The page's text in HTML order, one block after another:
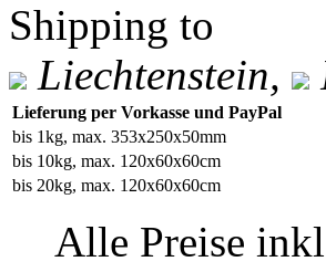
Shipping to
Liechtenstein,
Lieferung per Vorkasse und PayPal
bis 1kg, max. 353x250x50mm
bis 10kg, max. 120x60x60cm
bis 20kg, max. 120x60x60cm
Alle Preise